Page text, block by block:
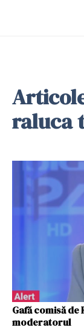
raluca
Gafă comisă
moderatorul